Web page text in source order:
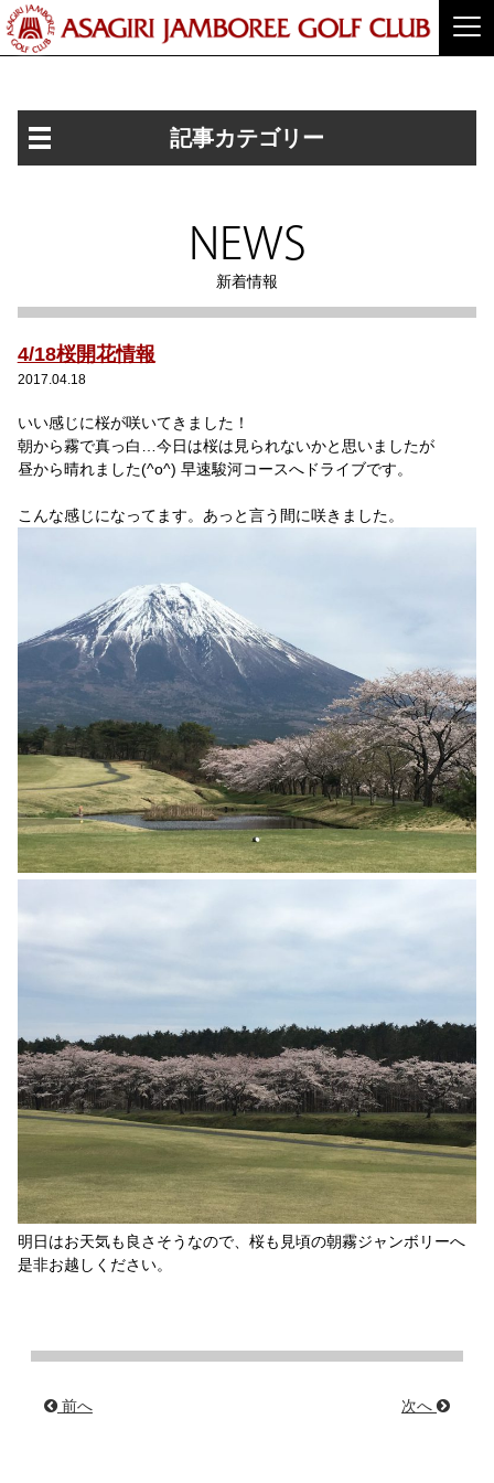
記事カテゴリー
NEWS
新着情報
4/18桜開花情報
2017.04.18
いい感じに桜が咲いてきました！
朝から霧で真っ白…今日は桜は見られないかと思いましたが
昼から晴れました(^o^) 早速駿河コースへドライブです。
こんな感じになってます。あっと言う間に咲きました。
明日はお天気も良さそうなので、桜も見頃の朝霧ジャンボリーへ
是非お越しください。
前へ 次へ